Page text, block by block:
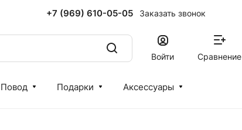
+7 (969) 610-05-05 Заказать звонок
Войти Сравнение
Повод Подарки Аксессуары